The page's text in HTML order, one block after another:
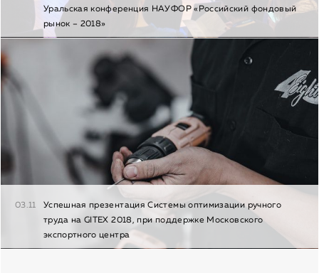
Уральская конференция НАУФОР «Российский фондовый
рынок – 2018»
03.11
Успешная презентация Системы оптимизации ручного
труда на GITEX 2018, при поддержке Московского
экспортного центра